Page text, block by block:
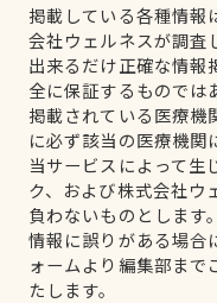
掲載している各種情報
会社ウェルネスが調査
出来るだけ正確な情報
全に保証するものでは
掲載されている医療機
に必ず該当の医療機関
当サービスによって生
ク、および株式会社ウ
負わないものとします。
情報に誤りがある場合
ォームより編集部まで
たします。